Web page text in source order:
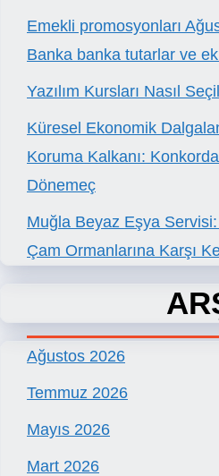
Emekli promosyonları
Banka banka tutarlar ve
Yazılım Kursları Nasıl
Küresel Ekonomik
Koruma Kalkanı:
Dönemeç
Muğla Beyaz Eşya
Çam Ormanlarına Karşı
Ağustos 2026
Temmuz 2026
Mayıs 2026
Mart 2026